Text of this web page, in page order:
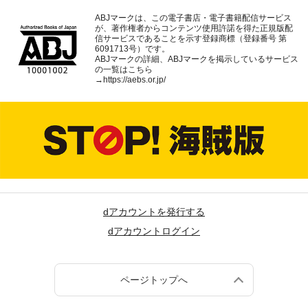
ABJマークは、この電子書店・電子書籍配信サービス
が、著作権者からコンテンツ使用許諾を得た正規版配
信サービスであることを示す登録商標（登録番号 第
6091713号）です。
ABJマークの詳細、ABJマークを掲示しているサービス
の一覧はこちら
→ https://aebs.or.jp/
dアカウントを発行する
dアカウントログイン
ページトップへ